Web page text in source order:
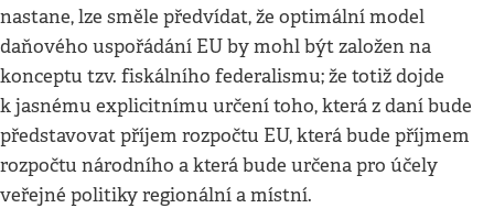
nastane, lze směle předvídat, že optimální model
daňového uspořádání EU by mohl být založen na
konceptu tzv. fiskálního federalismu; že totiž dojde
k jasnému explicitnímu určení toho, která z daní bude
představovat příjem rozpočtu EU, která bude příjmem
rozpočtu národního a která bude určena pro účely
veřejné politiky regionální a místní.